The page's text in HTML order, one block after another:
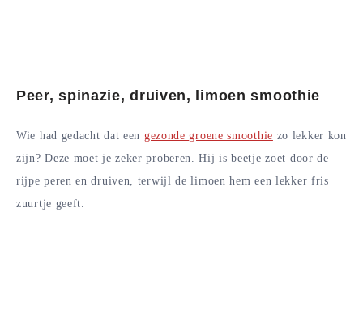
Peer, spinazie, druiven, limoen smoothie
Wie had gedacht dat een gezonde groene smoothie zo lekker kon
zijn? Deze moet je zeker proberen. Hij is beetje zoet door de
rijpe peren en druiven, terwijl de limoen hem een lekker fris
zuurtje geeft.